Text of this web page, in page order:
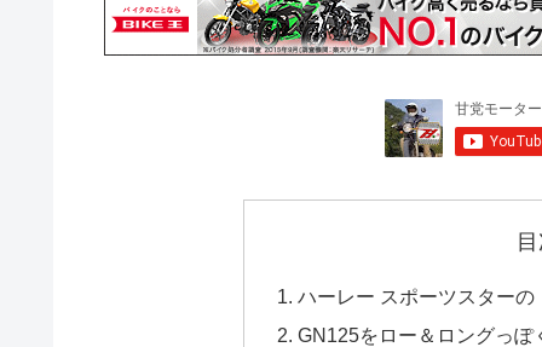
ハーレー スポーツスター
GN125をロー＆ロングっ